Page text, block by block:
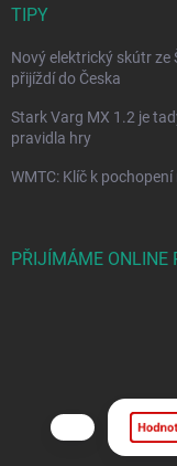
TIPY
Nový elektrický skútr ze
přijíždí do Česka
Stark Varg MX 1.2 je
pravidla hry
WMTC: Klíč k
PŘIJÍMÁME ONLINE